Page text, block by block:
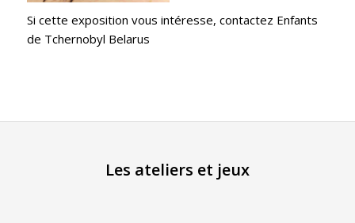
Si cette exposition vous intéresse, contactez Enfants
de Tchernobyl Belarus
Les ateliers et jeux